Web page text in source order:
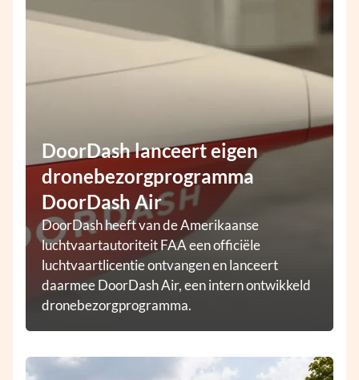
DoorDash lanceert eigen
dronebezorgprogramma
DoorDash Air
DoorDash heeft van de Amerikaanse
luchtvaartautoriteit FAA een officiële
luchtvaartlicentie ontvangen en lanceert
daarmee DoorDash Air, een intern ontwikkeld
dronebezorgprogramma.